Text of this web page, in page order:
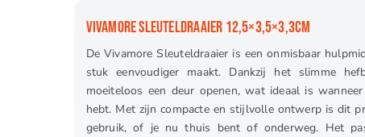
VIVAMORE SLEUTELDRAAIER 12,5×3,5×3,3CM
De Vivamore Sleuteldraaier is een onmisbaar
stuk eenvoudiger maakt. Dankzij het slimme
moeiteloos een deur openen, wat ideaal is
hebt. Met zijn compacte en stijlvolle ontwerp is dit
gebruik, of je nu thuis bent of onderweg. Het